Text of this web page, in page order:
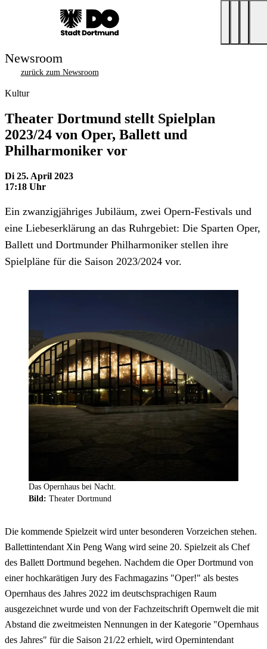
Newsroom
zurück zum Newsroom
Kultur
Theater Dortmund stellt Spielplan
2023/24 von Oper, Ballett und
Philharmoniker vor
Di 25. April 2023
17:18 Uhr
Ein zwanzigjähriges Jubiläum, zwei Opern-Festivals und
eine Liebeserklärung an das Ruhrgebiet: Die Sparten Oper,
Ballett und Dortmunder Philharmoniker stellen ihre
Spielpläne für die Saison 2023/2024 vor.
Das Opernhaus bei Nacht.
Bild: Theater Dortmund
Die kommende Spielzeit wird unter besonderen Vorzeichen stehen.
Ballettintendant Xin Peng Wang wird seine 20. Spielzeit als Chef
des Ballett Dortmund begehen. Nachdem die Oper Dortmund von
einer hochkarätigen Jury des Fachmagazins "Oper!" als bestes
Opernhaus des Jahres 2022 im deutschsprachigen Raum
ausgezeichnet wurde und von der Fachzeitschrift Opernwelt die mit
Abstand die zweitmeisten Nennungen in der Kategorie "Opernhaus
des Jahres" für die Saison 21/22 erhielt, wird Opernintendant